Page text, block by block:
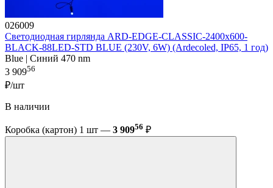
026009
Светодиодная гирлянда ARD-EDGE-CLASSIC-2400x600-
BLACK-88LED-STD BLUE (230V, 6W) (Ardecoled, IP65, 1 год)
Blue | Синий 470 nm
3 90956
₽/шт
В наличии
Коробка (картон) 1 шт — 3 90956 ₽